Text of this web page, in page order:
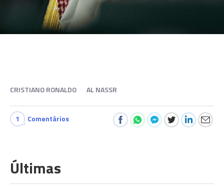
CRISTIANO RONALDO AL NASSR
1 Comentários
Últimas